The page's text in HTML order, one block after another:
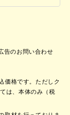
告のお問い合わせ
価格です。ただしク
は、本体のみ（税